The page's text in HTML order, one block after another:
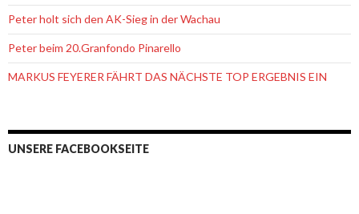
Peter holt sich den AK-Sieg in der Wachau
Peter beim 20.Granfondo Pinarello
MARKUS FEYERER FÄHRT DAS NÄCHSTE TOP ERGEBNIS EIN
UNSERE FACEBOOKSEITE